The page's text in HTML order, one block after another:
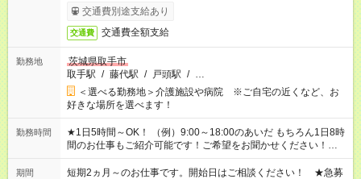
交通費別途支給あり
交通費 交通費全額支給
勤務地
茨城県取手市
取手駅 / 藤代駅 / 戸頭駅 / …
＜選べる勤務地＞介護施設や病院 ※ご自宅の近くなど、お
好きな場所を選べます！
勤務時間
★1日5時間～OK！ （例）9:00～18:00のあいだ もちろん1日8時
間のお仕事もご紹介可能です！ご希望をお聞かせください！★家
庭の都合でお休みが必要な場合も遠慮なくご相談ください。 ※
週最低15時間以上の勤務が必要です
期間
短期2ヵ月～のお仕事です。開始日はご相談ください！ ★急募